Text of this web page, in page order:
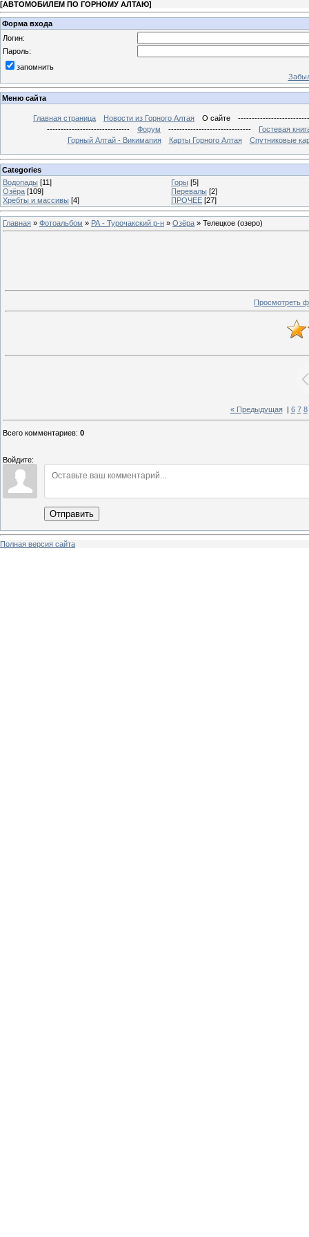
[АВТОМОБИЛЕМ ПО ГОРНОМУ АЛТАЮ]
Форма входа
Логин:
Пароль:
запомнить
Меню сайта
Главная страница Новости из Горного Алтая О сайте
------------------------------
Форум ------------------------------
Гостевая
Горный Алтай - Викимапия
Карты Горного Алтая Спутниковые
Categories
Водопады [11] Горы [5]
Озёра [109] Перевалы [2]
Хребты и массивы [4] ПРОЧЕЕ [27]
Главная » Фотоальбом » РА - Турочакский р-н » Озёра » Телецкое (озеро)
Просмотреть
« Предыдущая| 6 7 8
Всего комментариев: 0
Войдите:
Отправить
Полная версия сайта